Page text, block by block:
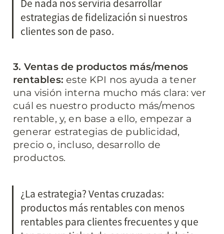
De nada nos serviría desarrollar
estrategias de fidelización si nuestros
clientes son de paso.
3. Ventas de productos más/menos
rentables: este KPI nos ayuda a tener
una visión interna mucho más clara: ver
cuál es nuestro producto más/menos
rentable, y, en base a ello, empezar a
generar estrategias de publicidad,
precio o, incluso, desarrollo de
productos.
¿La estrategia? Ventas cruzadas:
productos más rentables con menos
rentables para clientes frecuentes y que